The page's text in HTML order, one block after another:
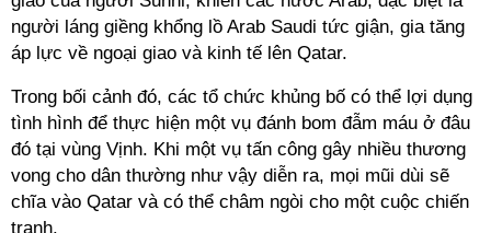
người láng giềng khổng lồ Arab Saudi tức giận, gia tăng
áp lực về ngoại giao và kinh tế lên Qatar.
Trong bối cảnh đó, các tổ chức khủng bố có thể lợi dụng
tình hình để thực hiện một vụ đánh bom đẫm máu ở đâu
đó tại vùng Vịnh. Khi một vụ tấn công gây nhiều thương
vong cho dân thường như vậy diễn ra, mọi mũi dùi sẽ
chĩa vào Qatar và có thể châm ngòi cho một cuộc chiến
tranh.